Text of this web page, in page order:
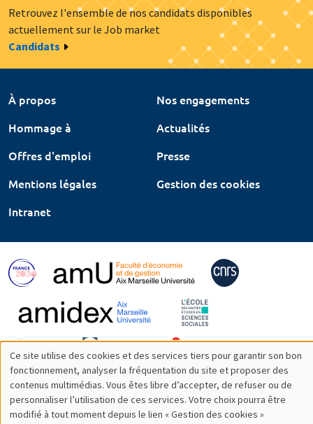
Retrouvez l'ensemble de nos candidats disponibles
actuellement sur le Job market
Candidats
À propos
Nos engagements
Hommage à
Actualités
Offres d'emploi
Presse
Mentions légales
Gestion des cookies
Intranet
Utilisation
des
Ce site utilise des cookies et des services tiers pour garantir son bon
fonctionnement, analyser la fréquentation du site et proposer des
contenus multimédias. Vous êtes libre d’accepter, de refuser ou de
personnaliser l’utilisation de ces services. Votre choix pourra être
modifié à tout moment depuis le lien « Gestion des cookies »